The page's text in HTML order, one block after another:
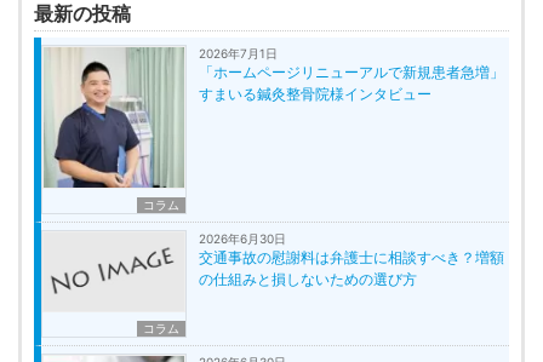
最新の投稿
コラム
2026年7月1日
「ホームページリニューアルで新規患者急増」
すまいる鍼灸整骨院様インタビュー
コラム
2026年6月30日
交通事故の慰謝料は弁護士に相談すべき？増額
の仕組みと損しないための選び方